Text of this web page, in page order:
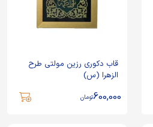
قاب دکوری رزین مولتی طرح
الزهرا (س)
600,000تومان